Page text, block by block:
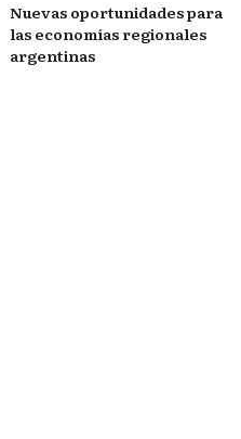
Nuevas oportunidades para
las economías regionales
argentinas